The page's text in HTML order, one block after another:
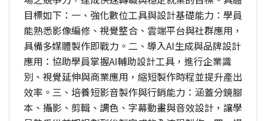
目標如下：一、強化數位工具與設計基礎能力：學員
能熟悉影像編修、視覺整合、雲端平台與社群應用，
具備多媒體製作即戰力。二、導入AI生成與品牌設計
應用：協助學員掌握AI輔助設計工具，進行企業識
別、視覺延伸與商業應用，縮短製作時程並提升產出
效率。三、培養短影音製作與行銷能力：涵蓋分鏡腳
本、攝影、剪輯、調色、字幕動畫與音效設計，讓學